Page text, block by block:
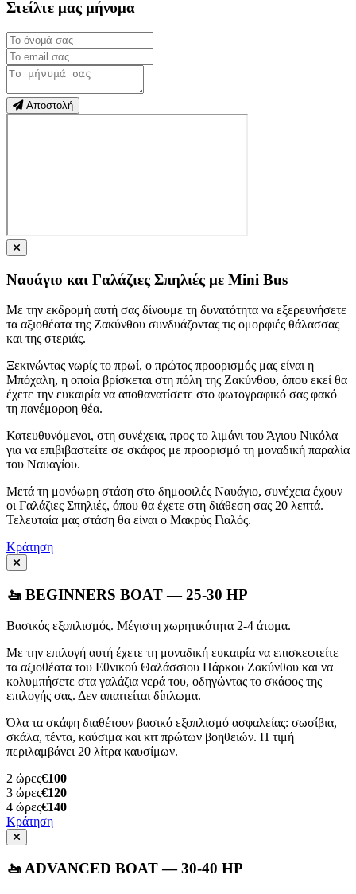
Στείλτε μας μήνυμα
Αποστολή
Ναυάγιο και Γαλάζιες Σπηλιές με Mini Bus
Με την εκδρομή αυτή σας δίνουμε τη δυνατότητα να εξερευνήσετε
τα αξιοθέατα της Ζακύνθου συνδυάζοντας τις ομορφιές θάλασσας
και της στεριάς.
Ξεκινώντας νωρίς το πρωί, ο πρώτος προορισμός μας είναι η
Μπόχαλη, η οποία βρίσκεται στη πόλη της Ζακύνθου, όπου εκεί θα
έχετε την ευκαιρία να αποθανατίσετε στο φωτογραφικό σας φακό
τη πανέμορφη θέα.
Κατευθυνόμενοι, στη συνέχεια, προς το λιμάνι του Άγιου Νικόλα
για να επιβιβαστείτε σε σκάφος με προορισμό τη μοναδική παραλία
του Ναυαγίου.
Μετά τη μονόωρη στάση στο δημοφιλές Ναυάγιο, συνέχεια έχουν
οι Γαλάζιες Σπηλιές, όπου θα έχετε στη διάθεση σας 20 λεπτά.
Τελευταία μας στάση θα είναι ο Μακρύς Γιαλός.
Κράτηση
🚤 BEGINNERS BOAT — 25-30 HP
Βασικός εξοπλισμός. Μέγιστη χωρητικότητα 2-4 άτομα.
Με την επιλογή αυτή έχετε τη μοναδική ευκαιρία να επισκεφτείτε
τα αξιοθέατα του Εθνικού Θαλάσσιου Πάρκου Ζακύνθου και να
κολυμπήσετε στα γαλάζια νερά του, οδηγώντας το σκάφος της
επιλογής σας. Δεν απαιτείται δίπλωμα.
Όλα τα σκάφη διαθέτουν βασικό εξοπλισμό ασφαλείας: σωσίβια,
σκάλα, τέντα, καύσιμα και κιτ πρώτων βοηθειών. Η τιμή
περιλαμβάνει 20 λίτρα καυσίμων.
2 ώρες€100
3 ώρες€120
4 ώρες€140
Κράτηση
🚤 ADVANCED BOAT — 30-40 HP